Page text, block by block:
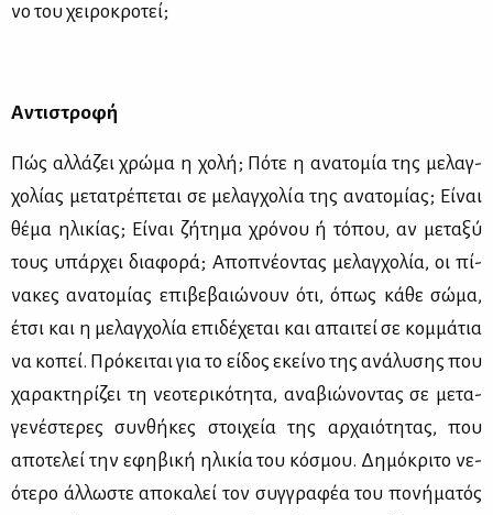
νο του χει­ρο­κρο­τεί;
Αντι­στρο­φή
Πώς αλ­λά­ζει χρώ­μα η χο­λή; Πό­τε η ανα­το­μία της με­λαγ­
χο­λί­ας με­τα­τρέ­πε­ται σε με­λαγ­χο­λία της ανα­το­μί­ας; Εί­ναι
θέ­μα ηλι­κί­ας; Εί­ναι ζή­τη­μα χρό­νου ή τό­που, αν με­τα­ξύ
τους υπάρ­χει δια­φο­ρά; Απο­πνέ­ο­ντας με­λαγ­χο­λία, οι πί­
να­κες ανα­το­μί­ας επι­βε­βαιώ­νουν ότι, όπως κά­θε σώ­μα,
έτσι και η με­λαγ­χο­λία επι­δέ­χε­ται και απαι­τεί σε κομ­μά­τια
να κο­πεί. Πρό­κει­ται για το εί­δος εκεί­νο της ανά­λυ­σης που
χα­ρα­κτη­ρί­ζει τη νε­ο­τε­ρι­κό­τη­τα, ανα­βιώ­νο­ντας σε με­τα­
γε­νέ­στε­ρες συν­θή­κες στοι­χεία της αρ­χαιό­τη­τας, που
απο­τε­λεί την εφη­βι­κή ηλι­κία του κό­σμου. Δη­μό­κρι­το νε­
ό­τε­ρο άλ­λω­στε απο­κα­λεί τον συγ­γρα­φέα του πο­νή­μα­τός